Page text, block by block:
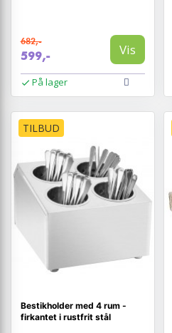
682,-
599,- Vis
På lager
TILBUD
Bestikholder med 4 rum -
firkantet i rustfrit stål